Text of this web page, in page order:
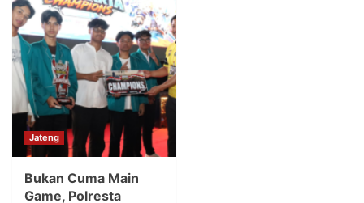
Jateng
Bukan Cuma Main
Game, Polresta